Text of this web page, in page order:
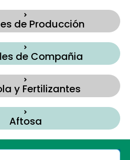
de Producción
de Compañia
y Fertilizantes
Aftosa